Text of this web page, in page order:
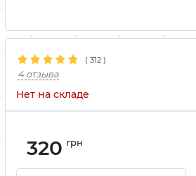
( 312 )
4 отзыва
Нет на складе
320 грн